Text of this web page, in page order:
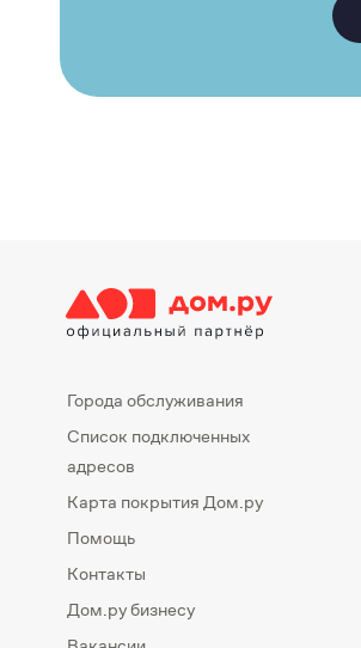
Города обслуживания
Список подключенных
адресов
Карта покрытия Дом.ру
Помощь
Контакты
Дом.ру бизнесу